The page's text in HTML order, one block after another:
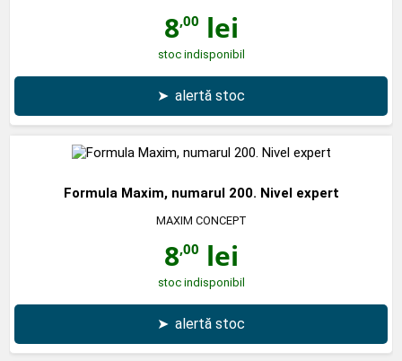
8,00 lei
stoc indisponibil
➤ alertă stoc
Formula Maxim, numarul 200. Nivel expert
MAXIM CONCEPT
8,00 lei
stoc indisponibil
➤ alertă stoc